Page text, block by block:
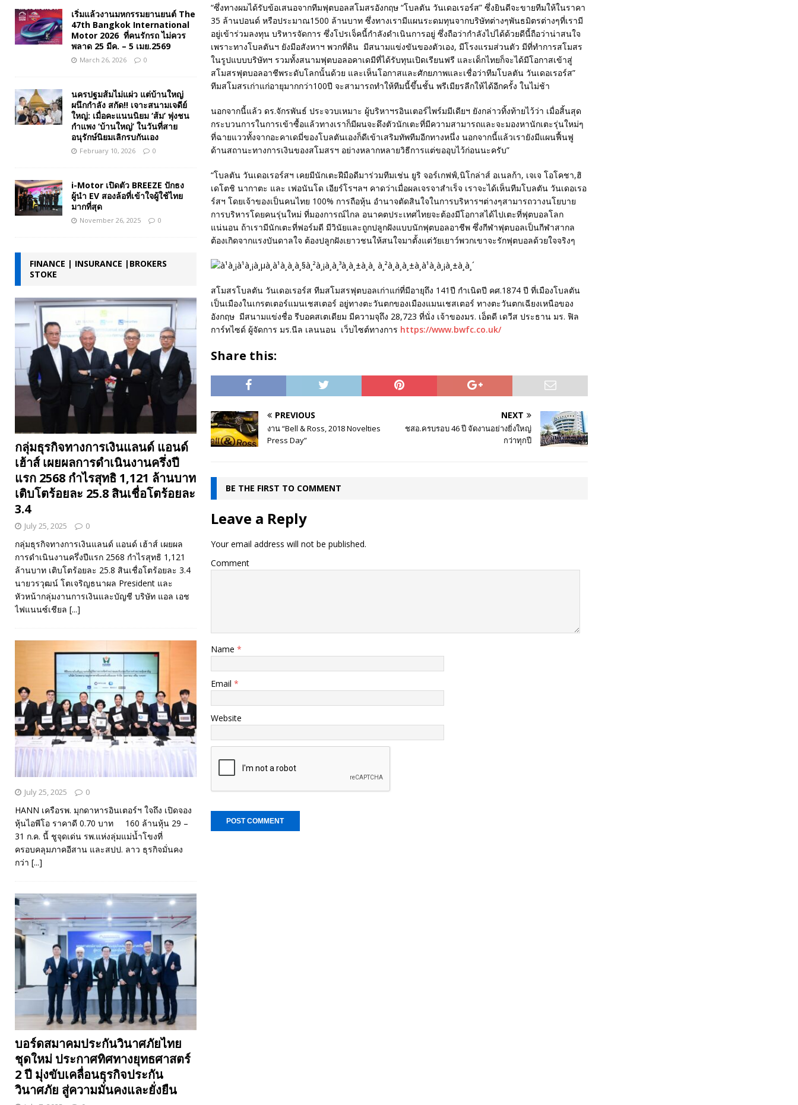
“ซึ่งทางผมได้รับข้อเสนอจากทีมฟุตบอลสโมสรอังกฤษ “โบลตัน วันเดอเรอร์ส” ซึ่งยินดีจะขายทีมให้ในราคา
35 ล้านปอนด์ หรือประมาณ1500 ล้านบาท ซึ่งทางเรามีแผนระดมทุนจากบริษัทต่างๆพันธมิตรต่างๆที่เรามี
อยู่เข้าร่วมลงทุน บริหารจัดการ ซึ่งโปรเจ็คนี้กำลังดำเนินการอยู่ ซึ่งถือว่ากำลังไปได้ด้วยดีนี้ถือว่าน่าสนใจ
เพราะทางโบลตันฯ ยังมีอสังหาฯ พวกที่ดิน มีสนามแข่งขันของตัวเอง, มีโรงแรมส่วนตัว มีที่ทำการสโมสร
ในรูปแบบบริษัทฯ รวมทั้งสนามฟุตบอลอคาเดมีที่ได้รับทุนเปิดเรียนฟรี และเด็กไทยก็จะได้มีโอกาสเข้าสู่
สโมสรฟุตบอลอาชีพระดับโลกนั้นด้วย และเห็นโอกาสและศักยภาพและเชื่อว่าทีมโบลตัน วันเดอเรอร์ส”
ทีมสโมสรเก่าแก่อายุมากกว่า100ปี จะสามารถทำให้ทีมนี้ขึ้นชั้น พรีเมียรลีกให้ได้อีกครั้ง ในไม่ช้า
นอกจากนี้แล้ว ดร.จักรพันธ์ ประจวบเหมาะ ผู้บริหาฯรอินเตอร์ไพร์มมีเดียฯ ยังกล่าวทิ้งท้ายไว้ว่า เมื่อสิ้นสุด
กระบวนการในการเข้าซื้อแล้วทางเราก็มีผนจะดึงตัวนักเตะที่มีความสามารถและจะมองหานักเตะรุ่นใหม่ๆ
ที่ฉายแววทั้งจากอะคาเดมี่ของโบลตันเองก็ดีเข้าเสริมทัพทีมอีกทางหนึ่ง นอกจากนี้แล้วเรายังมีแผนฟื้นฟู
ด้านสถานะทางการเงินของสโมสรฯ อย่างหลากหลายวิธีการแต่ขออุบไว้ก่อนนะครับ”
“โบลตัน วันเดอเรอร์สฯ เคยมีนักเตะฝีมือดีมาร่วมทีมเช่น ยูริ จอร์เกฟฟ์,นิโกล่าส์ อเนลก้า, เจเจ โอโคชา,ฮิ
เดโตชิ นากาตะ และ เฟอนันโด เอียร์โรฯลฯ คาดว่าเมื่อผลเจรจาสำเร็จ เราจะได้เห็นทีมโบลตัน วันเดอเรอ
ร์สฯ โดยเจ้าของเป็นคนไทย 100% การถือหุ้น อำนาจตัดสินใจในการบริหารฯต่างๆสามารถวางนโยบาย
การบริหารโดยคนรุ่นใหม่ ที่มองการณ์ไกล อนาคตประเทศไทยจะต้องมีโอกาสได้ไปเตะที่ฟุตบอลโลก
แน่นอน ถ้าเรามีนักเตะที่ฟอร์มดี มีวินัยและถูกปลูกฝังแบบนักฟุตบอลอาชีพ ซึ่งกีฬาฟุตบอลเป็นกีฬาสากล
ต้องเกิดจากแรงบันดาลใจ ต้องปลูกฝังเยาวชนให้สนใจมาตั้งแต่วัยเยาว์พวกเขาจะรักฟุตบอลด้วยใจจริงๆ
สโมสรโบลตัน วันเดอเรอร์ส ทีมสโมสรฟุตบอลเก่าแก่ที่มีอายุถึง 141ปี กำเนิดปี คศ.1874 ปี ที่เมืองโบลตัน
เป็นเมืองในเกรตเตอร์แมนเชสเตอร์ อยู่ทางตะวันตกของเมืองแมนเชสเตอร์ ทางตะวันตกเฉียงเหนือของ
อังกฤษ มีสนามแข่งชื่อ รีบอคสเตเดียม มีความจุถึง 28,723 ที่นั่ง เจ้าของมร. เอ็ดดี เดวีส ประธาน มร. ฟิล
การ์ทไซด์ ผู้จัดการ มร.นีล เลนนอน เว็บไซต์ทางการ https://www.bwfc.co.uk/
Share this:
PREVIOUS
งาน “Bell & Ross, 2018 Novelties
Press Day”
NEXT
ชสอ.ครบรอบ 46 ปี จัดงานอย่างยิ่งใหญ่
กว่าทุกปี
BE THE FIRST TO COMMENT
Leave a Reply
Your email address will not be published.
Comment
Name *
Email *
Website
เริ่มแล้วงานมหกรรมยานยนต์ The
47th Bangkok International
Motor 2026 ที่คนรักรถ ไม่ควร
พลาด 25 มีค. – 5 เมย.2569
March 26, 2026 0
นครปฐมส้มไม่แผ่ว แต่บ้านใหญ่
ผนึกกำลัง สกัด!! เจาะสนามเจดีย์
ใหญ่: เมื่อคะแนนนิยม ‘ส้ม’ พุ่งชน
กำแพง ‘บ้านใหญ่’ ในวันที่สาย
อนุรักษ์นิยมเลิกรบกันเอง
February 10, 2026 0
i-Motor เปิดตัว BREEZE ปักธง
ผู้นำ EV สองล้อที่เข้าใจผู้ใช้ไทย
มากที่สุด
November 26, 2025 0
FINANCE | INSURANCE |BROKERS
STOKE
กลุ่มธุรกิจทางการเงินแลนด์ แอนด์
เฮ้าส์ เผยผลการดำเนินงานครึ่งปี
แรก 2568 กำไรสุทธิ 1,121 ล้านบาท
เติบโตร้อยละ 25.8 สินเชื่อโตร้อยละ
3.4
July 25, 2025 0
กลุ่มธุรกิจทางการเงินแลนด์ แอนด์ เฮ้าส์ เผยผล
การดำเนินงานครึ่งปีแรก 2568 กำไรสุทธิ 1,121
ล้านบาท เติบโตร้อยละ 25.8 สินเชื่อโตร้อยละ 3.4
นายวรวุฒน์ โตเจริญธนาผล President และ
หัวหน้ากลุ่มงานการเงินและบัญชี บริษัท แอล เอช
ไฟแนนซ์เชียล [...]
July 25, 2025 0
HANN เครือรพ. มุกดาหารอินเตอร์ฯ ใจถึง เปิดจอง
หุ้นไอพีโอ ราคาดี 0.70 บาท 160 ล้านหุ้น 29 –
31 ก.ค. นี้ ชูจุดเด่น รพ.แห่งลุ่มแม่น้ำโขงที่
ครอบคลุมภาคอีสาน และสปป. ลาว ธุรกิจมั่นคง
กว่า [...]
บอร์ดสมาคมประกันวินาศภัยไทย
ชุดใหม่ ประกาศทิศทางยุทธศาสตร์
2 ปี มุ่งขับเคลื่อนธุรกิจประกัน
วินาศภัย สู่ความมั่นคงและยั่งยืน